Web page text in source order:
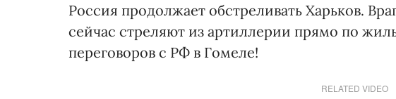
Россия продолжает обстреливать Харьков.
сейчас стреляют из артиллерии прямо по
переговоров с РФ в Гомеле!
RELATED VIDEO